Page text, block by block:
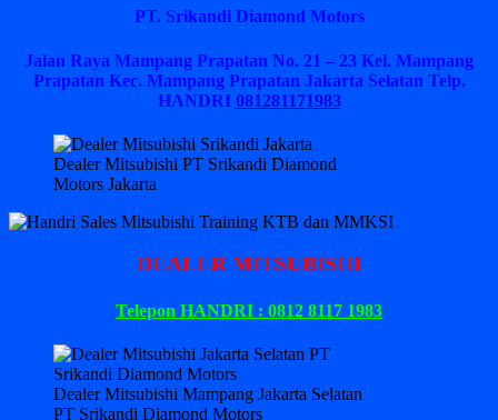
PT. Srikandi Diamond Motors
Jalan Raya Mampang Prapatan No. 21 – 23 Kel. Mampang
Prapatan Kec. Mampang Prapatan Jakarta Selatan Telp.
HANDRI 081281171983
Dealer Mitsubishi PT Srikandi Diamond
Motors Jakarta
DEALER MITSUBISHI
Telepon HANDRI : 0812 8117 1983
Dealer Mitsubishi Mampang Jakarta Selatan
PT Srikandi Diamond Motors